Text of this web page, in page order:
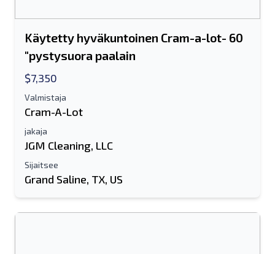
Käytetty hyväkuntoinen Cram-a-lot- 60
"pystysuora paalain
$7,350
Valmistaja
Cram-A-Lot
jakaja
JGM Cleaning, LLC
Sijaitsee
Grand Saline, TX, US
Lähetä ystävälle